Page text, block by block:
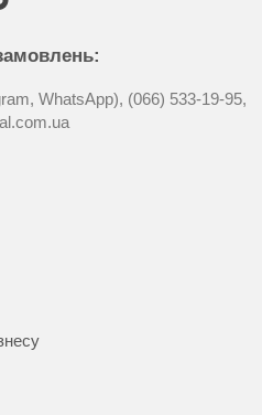
WhatsApp), (066) 533-19-95,